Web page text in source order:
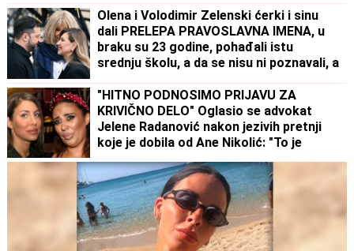
Olena i Volodimir Zelenski ćerki i sinu
dali PRELEPA PRAVOSLAVNA IMENA, u
braku su 23 godine, pohađali istu
srednju školu, a da se nisu ni poznavali, a
"HITNO PODNOSIMO PRIJAVU ZA
KRIVIČNO DELO" Oglasio se advokat
Jelene Radanović nakon jezivih pretnji
koje je dobila od Ane Nikolić: "To je